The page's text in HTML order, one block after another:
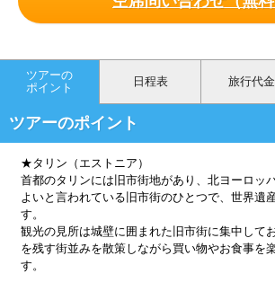
ツアーの
ポイント
日程表 旅行代金
ツアーのポイント
★タリン（エストニア）
首都のタリンには旧市街地があり、北ヨーロッ
よいと言われている旧市街のひとつで、世界遺
す。
観光の見所は城壁に囲まれた旧市街に集中して
を残す街並みを散策しながら買い物やお食事を
す。